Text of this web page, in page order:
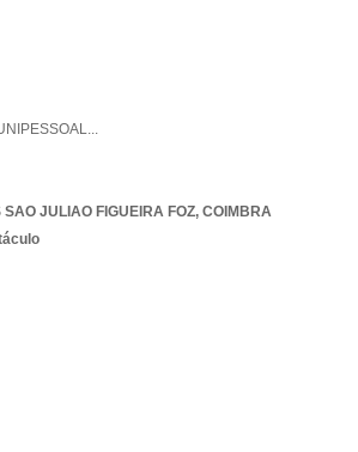
...
SAO JULIAO FIGUEIRA FOZ, COIMBRA